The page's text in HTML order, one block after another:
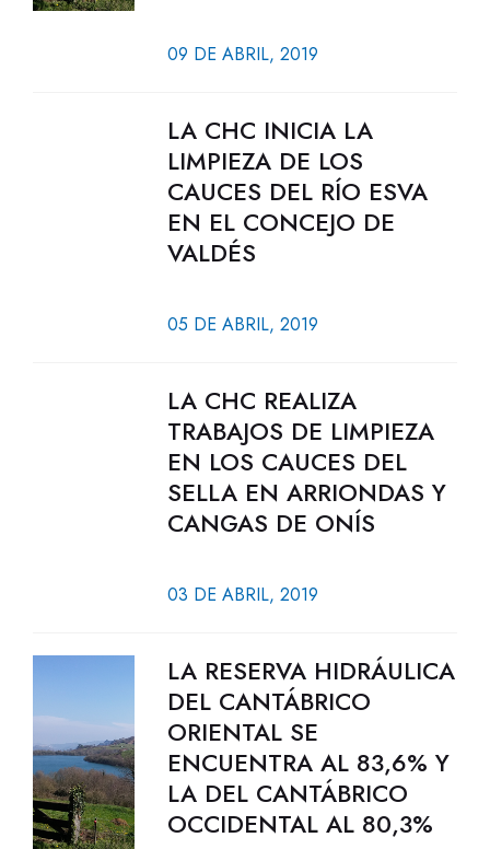
09 DE ABRIL, 2019
LA CHC INICIA LA
LIMPIEZA DE LOS
CAUCES DEL RÍO ESVA
EN EL CONCEJO DE
VALDÉS
05 DE ABRIL, 2019
LA CHC REALIZA
TRABAJOS DE LIMPIEZA
EN LOS CAUCES DEL
SELLA EN ARRIONDAS Y
CANGAS DE ONÍS
03 DE ABRIL, 2019
LA RESERVA HIDRÁULICA
DEL CANTÁBRICO
ORIENTAL SE
ENCUENTRA AL 83,6% Y
LA DEL CANTÁBRICO
OCCIDENTAL AL 80,3%